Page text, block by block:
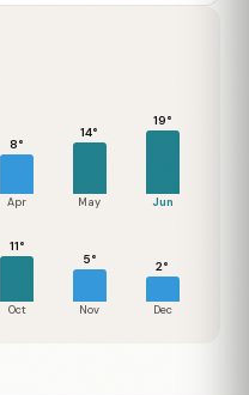
8°
Apr
14°
May
19°
Jun
11°
Oct
5°
Nov
2°
Dec